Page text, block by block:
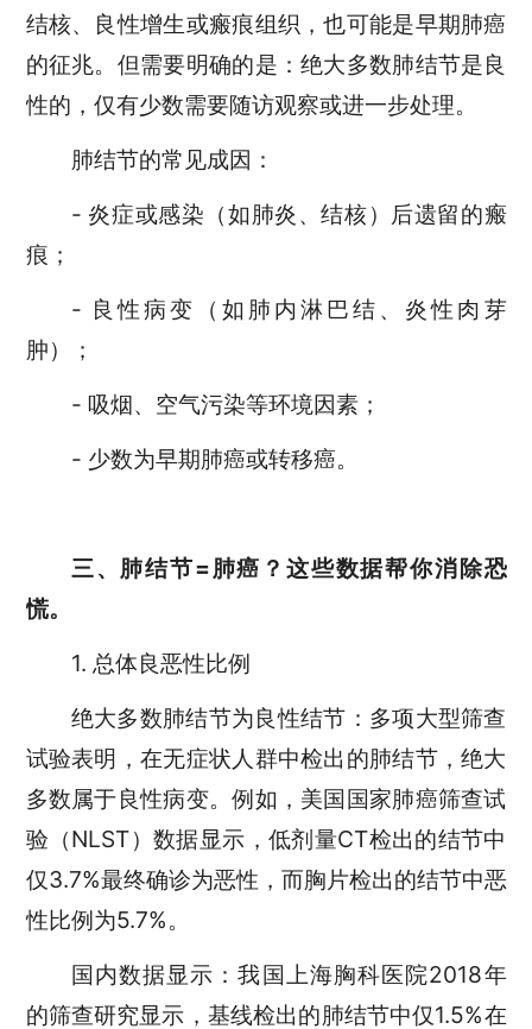
结核、良性增生或瘢痕组织，也可能是早期肺癌
的征兆。但需要明确的是：绝大多数肺结节是良
性的，仅有少数需要随访观察或进一步处理。
肺结节的常见成因：
- 炎症或感染（如肺炎、结核）后遗留的瘢
痕；
- 良性病变（如肺内淋巴结、炎性肉芽
肿）；
- 吸烟、空气污染等环境因素；
- 少数为早期肺癌或转移癌。
三、肺结节=肺癌？这些数据帮你消除恐
慌。
1. 总体良恶性比例
绝大多数肺结节为良性结节：多项大型筛查
试验表明，在无症状人群中检出的肺结节，绝大
多数属于良性病变。例如，美国国家肺癌筛查试
验（NLST）数据显示，低剂量CT检出的结节中
仅3.7%最终确诊为恶性，而胸片检出的结节中恶
性比例为5.7%。
国内数据显示：我国上海胸科医院2018年
的筛查研究显示，基线检出的肺结节中仅1.5%在